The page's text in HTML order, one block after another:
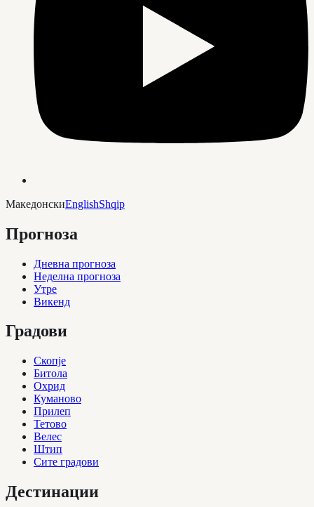
МакедонскиEnglishShqip
Прогноза
Дневна прогноза
Неделна прогноза
Утре
Викенд
Градови
Скопје
Битола
Охрид
Куманово
Прилеп
Тетово
Велес
Штип
Сите градови
Дестинации